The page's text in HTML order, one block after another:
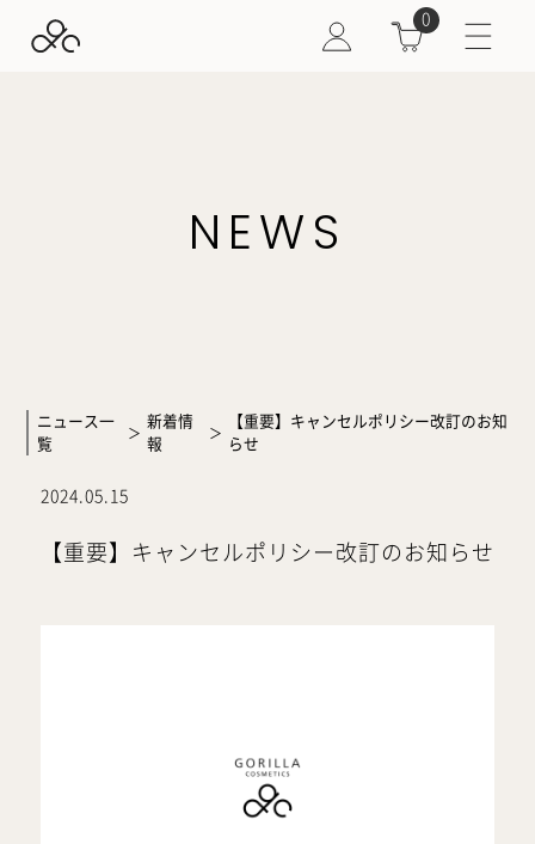
0
NEWS
ニュース一
覧
＞
新着情
報
＞
【重要】キャンセルポリシー改訂のお知
らせ
2024.05.15
【重要】キャンセルポリシー改訂のお知らせ